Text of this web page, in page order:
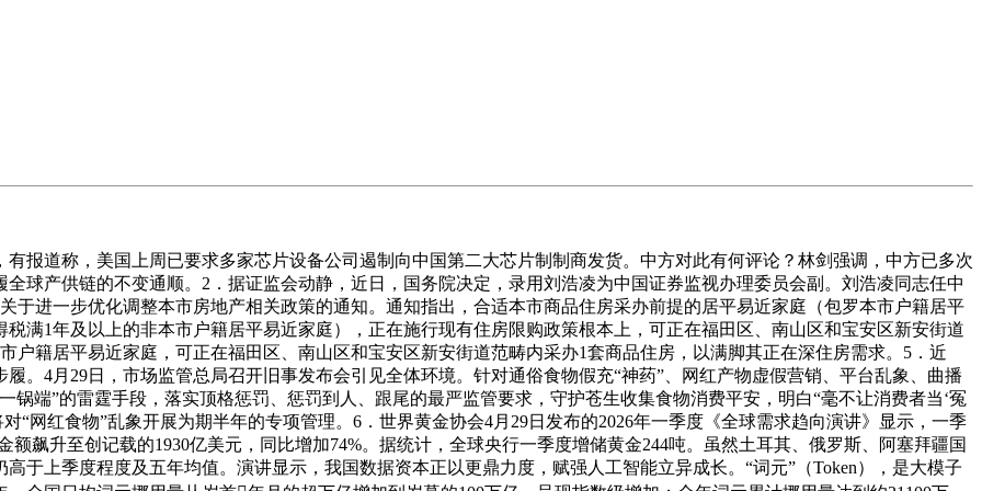
道称，美国上周已要求多家芯片设备公司遏制向中国第二大芯片制制商发货。中方对此有何评论？林剑强调，中方已多次
球产供链的不变通顺。2．据证监会动静，近日，国务院决定，录用刘浩凌为中国证券监视办理委员会副。刘浩凌同志任中
于进一步优化调整本市房地产相关政策的通知。通知指出，合适本市商品住房采办前提的居平易近家庭（包罗本市户籍居平
满1年及以上的非本市户籍居平易近家庭），正在施行现有住房限购政策根本上，可正在福田区、南山区和宝安区新安街道
户籍居平易近家庭，可正在福田区、南山区和宝安区新安街道范畴内采办1套商品住房，以满脚其正在深住房需求。5．近
。4月29日，市场监管总局召开旧事发布会引见全体环境。针对通俗食物假充“神药”、网红产物虚假营销、平台乱象、曲播
端”的雷霆手段，落实顶格惩罚、惩罚到人、跟尾的最严监管要求，守护苍生收集食物消费平安，明白“毫不让消费者当‘冤
“网红食物”乱象开展为期半年的专项管理。6．世界黄金协会4月29日发布的2026年一季度《全球需求趋向演讲》显示，一季
飙升至创记载的1930亿美元，同比增加74%。据统计，全球央行一季度增储黄金244吨。虽然土耳其、俄罗斯、阿塞拜疆国
于上季度程度及五年均值。演讲显示，我国数据资本正以更鼎力度，赋强人工智能立异成长。“词元”（Token），是大模子